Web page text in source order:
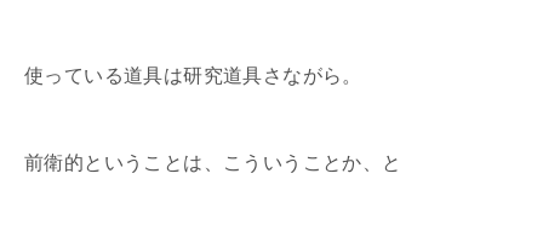
使っている道具は研究道具さながら。
前衛的ということは、こういうことか、と